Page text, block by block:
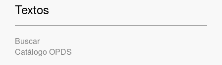
Textos
Buscar
Catálogo OPDS